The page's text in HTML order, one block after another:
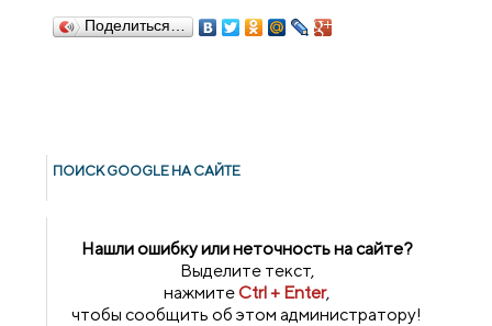
Поделиться…
ПОИСК GOОGLE НА САЙТЕ
Нашли ошибку или неточность на сайте?
Выделите текст,
нажмитеCtrl + Enter,
чтобы сообщить об этом администратору!